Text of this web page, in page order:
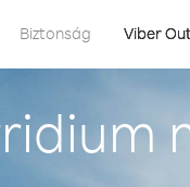
Biztonság Viber